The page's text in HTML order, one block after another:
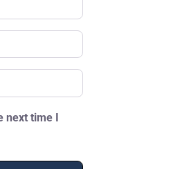
next time I